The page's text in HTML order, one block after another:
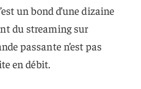
un bond d’une dizaine
du streaming sur
passante n’est pas
en débit.